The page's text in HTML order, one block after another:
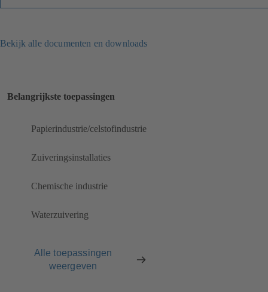
Bekijk alle documenten en downloads
Belangrijkste toepassingen
Papierindustrie/celstofindustrie
Zuiveringsinstallaties
Chemische industrie
Waterzuivering
Alle toepassingen
weergeven